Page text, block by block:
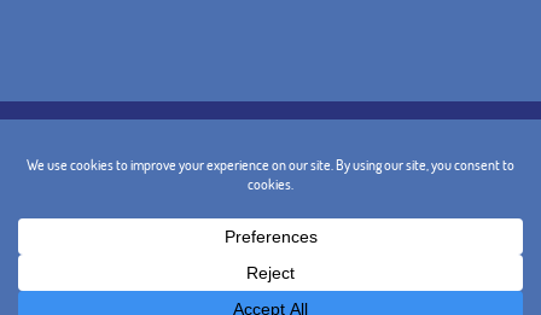
AVISO LEGAL
CONDICIONES GENERALES
POLÍTICA DE CANCELACIÓN
@ 2024 - Diseño y Marketing: